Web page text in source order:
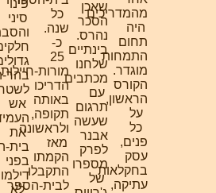
מהמדריכים
תחום
התמחות
מוגדר.
הקורס
הראשון,
פנים,
עסק
בחקלאות
עתיקה,
שאכן
הסכר
נהרס.
בינתיים
שלחנו
מכתבים
עם
תרגום
שעשה
אבנר
לפרק
מספרו
של
כל
שנה.
כ-
25
מורות-חיילות
הדריכו
באותה
תקופה,
ולראשונה
מאז
הקמתו
התקבלו
לבית-הספר
פינוי
והסבת
חלקים
גדולים
בהר-
לשטחי
אש
העמידו
את
בית-
בפני
דילמות
לא